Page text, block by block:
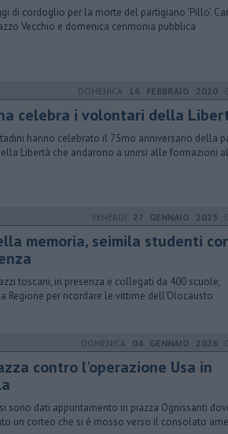
di cordoglio per la morte del partigiano 'Pillo'.
Vecchio e domenica cerimonia pubblica
DOMENICA 16 FEBBRAIO 2020
celebra i volontari della
hanno celebrato il 75mo anniversario della
Libertà che andarono a unirsi alle formazioni
VENERDÌ 27 GENNAIO 2023
memoria, seimila studenti
toscani, in presenza e collegati da 400 scuole,
Regione per ricordare le vittime dell'Olocausto
DOMENICA 04 GENNAIO 2026
contro l'operazione Usa in
sono dati appuntamento in piazza Ognissanti
un corteo che si è mosso verso il consolato